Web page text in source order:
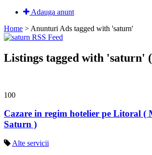
Adauga anunt
Home > Anunturi Ads tagged with 'saturn'
Listings tagged with 'saturn'
100
Cazare in regim hotelier pe Litoral (
Saturn )
Alte servicii